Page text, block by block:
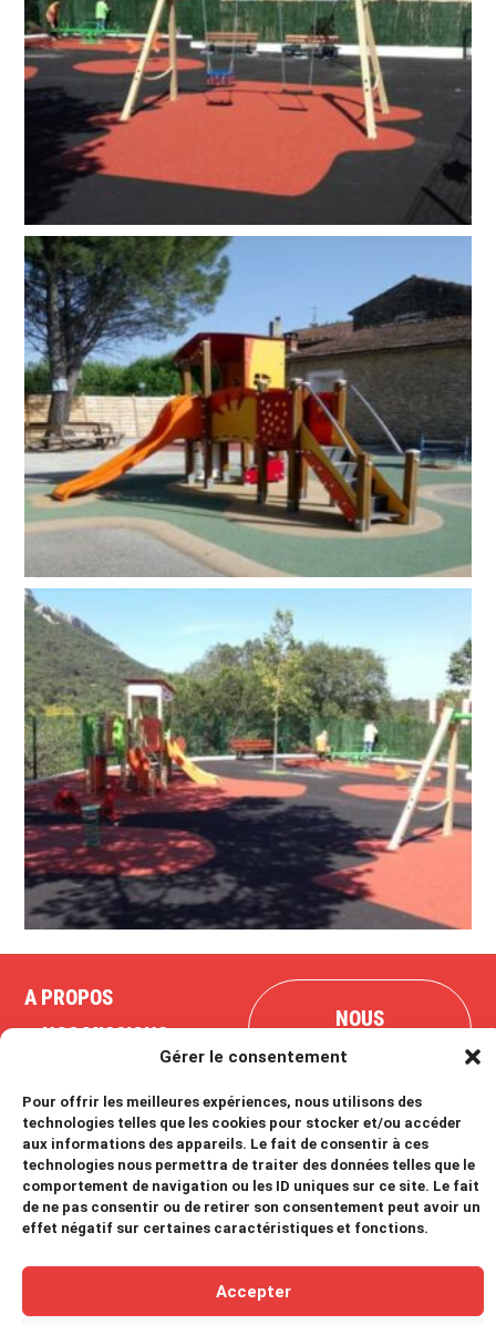
Gérer le consentement
Pour offrir les meilleures expériences, nous utilisons des
technologies telles que les cookies pour stocker et/ou accéder
aux informations des appareils. Le fait de consentir à ces
technologies nous permettra de traiter des données telles que le
comportement de navigation ou les ID uniques sur ce site. Le fait
de ne pas consentir ou de retirer son consentement peut avoir un
effet négatif sur certaines caractéristiques et fonctions.
Accepter
A PROPOS
NOS MISSIONS
NOUS
©Auditech 2025
Mentions légales
Politique de cookies
RéalisationMGT Quidam